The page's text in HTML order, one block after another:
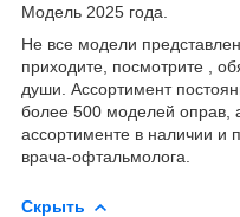
Модель 2025 года.
Не все модели
приходите, посмотрите ,
души. Ассортимент
более 500 моделей оправ,
ассортименте в наличии и
врача-офтальмолога.
Скрыть